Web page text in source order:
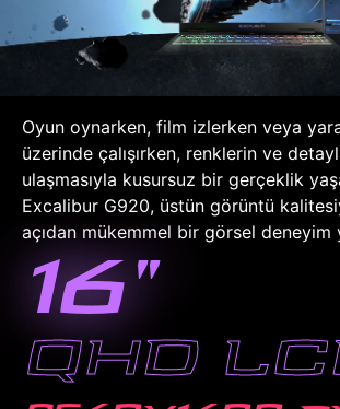
Oyun oynarken, film izlerken veya
üzerinde çalışırken, renklerin ve
ulaşmasıyla kusursuz bir gerçeklik
Excalibur G920, üstün görüntü
açıdan mükemmel bir görsel deneyim
16"
QHD